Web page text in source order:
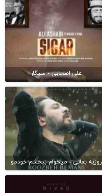
علی اصحابی - سیگار
روزبه بمانی - میخوام ببخشم خودمو